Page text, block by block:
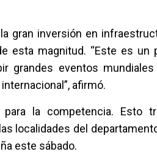
gran inversión en
esta magnitud. “Este es un
grandes eventos
afirmó.
la competencia. Esto
localidades del
este sábado.